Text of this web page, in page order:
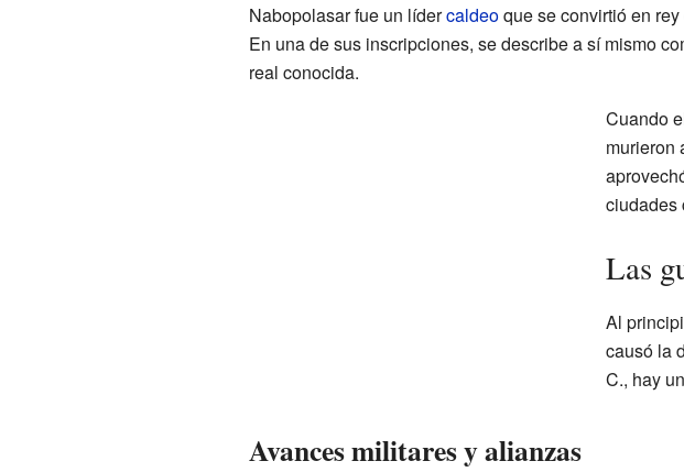
Nabopolasar fue un lídercaldeoque se convirtió en rey
En una de sus inscripciones, se describe a sí mismo
real conocida.
Cuando
murieron
ciudades
Las
Al
causó la
C., hay
Avances militares y alianzas